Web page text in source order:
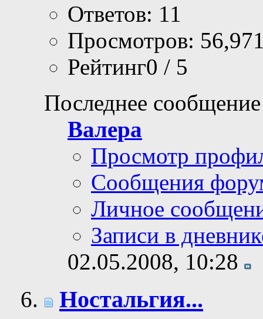
Ответов: 11
Просмотров:
Рейтинг0 / 5
Последнее
Валера
Просмотр
Сообщения
Личное
Записи в
02.05.2008, 10:28
Ностальгия...